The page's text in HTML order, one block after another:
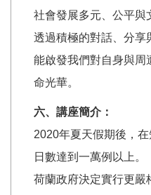
社會發展多元、公平與
透過積極的對話、分享
能啟發我們對自身與周
命光華。
六、講座簡介：
2020年夏天假期後，
日數達到一萬例以上。
荷蘭政府決定實行更嚴